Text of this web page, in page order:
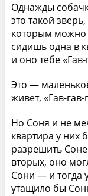
Однажды
это такой
которым можно
сидишь одна в
и оно тебе «Гав-
Это —
живет, «Гав-гав-
Но Соня и не
квартира у них
разрешить
вторых, оно
Сони — и тогда
утащило бы